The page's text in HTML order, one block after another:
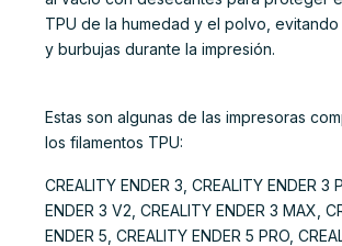
TPU de la humedad y el polvo,
y burbujas durante la impresión.
Estas son algunas de las impresoras
los filamentos TPU:
CREALITY ENDER 3, CREALITY ENDER 3
ENDER 3 V2, CREALITY ENDER 3 MAX,
ENDER 5, CREALITY ENDER 5 PRO,